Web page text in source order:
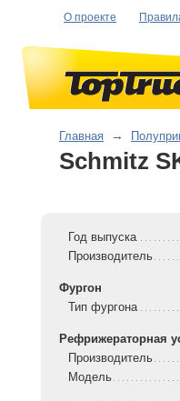
О проекте
Главная →
Schmitz
Год выпуска
Производитель
Фургон
Тип фургона
Рефрижераторная
Производитель
Модель